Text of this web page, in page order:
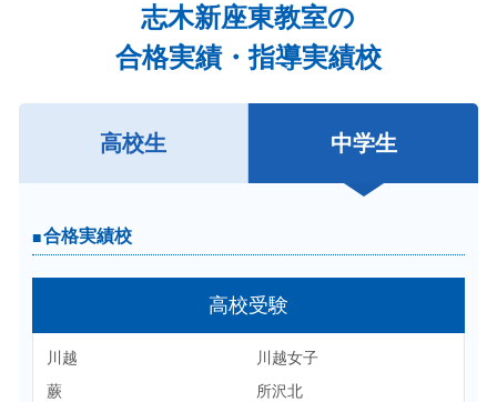
志木新座東教室の
合格実績・指導実績校
高校生 中学生
合格実績校
大学受験
上智大
明治大
立教大
中央大
合格実績校
高校受験
川越
川越女子
蕨
所沢北